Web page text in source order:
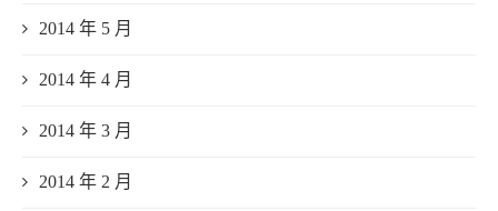
2014 年 5 月
2014 年 4 月
2014 年 3 月
2014 年 2 月